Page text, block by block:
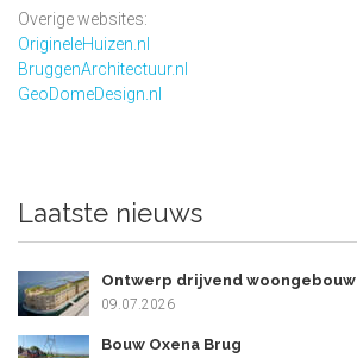
Overige websites:
OrigineleHuizen.nl
BruggenArchitectuur.nl
GeoDomeDesign.nl
Laatste nieuws
Ontwerp drijvend woongebouw
09.07.2026
Bouw Oxena Brug